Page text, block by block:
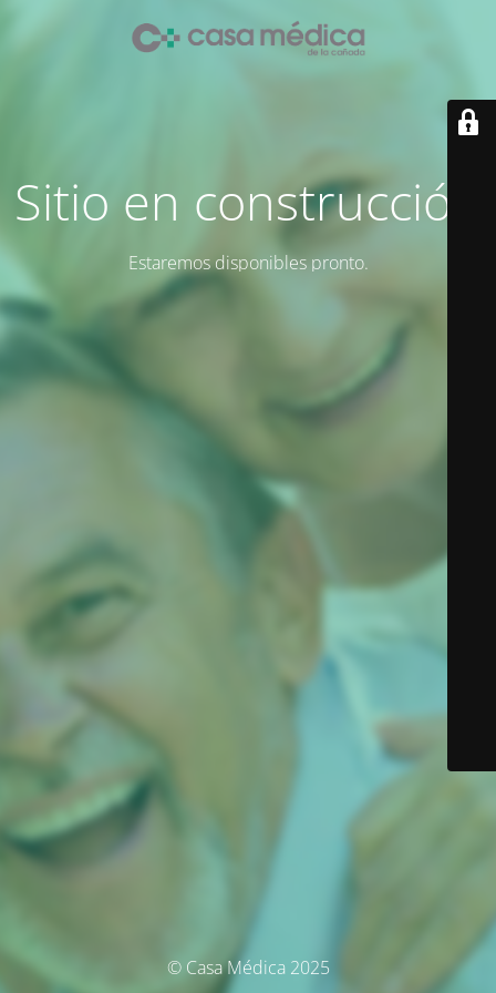
Sitio en construcción
Estaremos disponibles pronto.
© Casa Médica 2025